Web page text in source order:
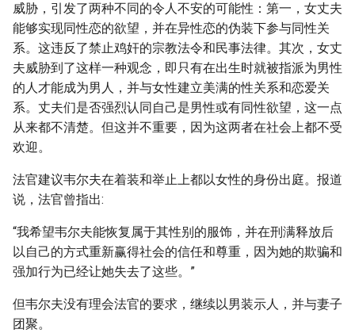
威胁，引发了两种不同的令人不安的可能性：第一，女丈夫
能够实现同性恋的欲望，并在异性恋的伪装下参与同性关
系。这违反了禁止鸡奸的宗教法令和民事法律。其次，女丈
夫威胁到了这样一种观念，即只有在出生时就被指派为男性
的人才能成为男人，并与女性建立美满的性关系和恋爱关
系。丈夫们是否强烈认同自己是男性或有同性欲望，这一点
从来都不清楚。但这并不重要，因为这两者在社会上都不受
欢迎。
法官建议韦尔夫在着装和举止上都以女性的身份出庭。报道
说，法官曾指出:
“我希望韦尔夫能恢复属于其性别的服饰，并在刑满释放后
以自己的方式重新赢得社会的信任和尊重，因为她的欺骗和
强加行为已经让她失去了这些。”
但韦尔夫没有理会法官的要求，继续以男装示人，并与妻子
团聚。